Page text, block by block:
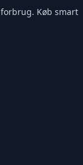
Køb smart